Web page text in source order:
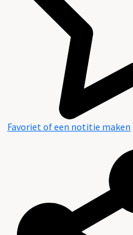
Favoriet of een notitie maken